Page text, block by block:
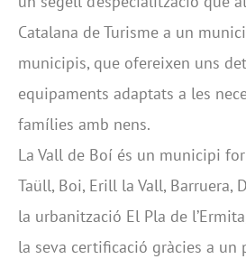
Catalana de Turisme a un
municipis, que ofereixen uns
equipaments adaptats a les
famílies amb nens.
La Vall de Boí és un municipi
Taüll, Boi, Erill la Vall, Barruera,
la urbanització El Pla de
la seva certificació gràcies a